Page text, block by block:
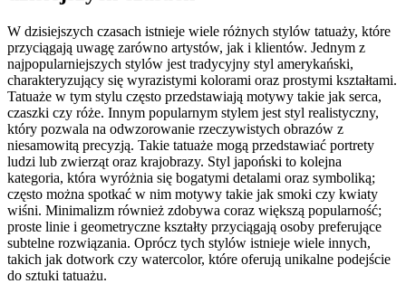
W dzisiejszych czasach istnieje wiele różnych stylów tatuaży, które
przyciągają uwagę zarówno artystów, jak i klientów. Jednym z
najpopularniejszych stylów jest tradycyjny styl amerykański,
charakteryzujący się wyrazistymi kolorami oraz prostymi kształtami.
Tatuaże w tym stylu często przedstawiają motywy takie jak serca,
czaszki czy róże. Innym popularnym stylem jest styl realistyczny,
który pozwala na odwzorowanie rzeczywistych obrazów z
niesamowitą precyzją. Takie tatuaże mogą przedstawiać portrety
ludzi lub zwierząt oraz krajobrazy. Styl japoński to kolejna
kategoria, która wyróżnia się bogatymi detalami oraz symboliką;
często można spotkać w nim motywy takie jak smoki czy kwiaty
wiśni. Minimalizm również zdobywa coraz większą popularność;
proste linie i geometryczne kształty przyciągają osoby preferujące
subtelne rozwiązania. Oprócz tych stylów istnieje wiele innych,
takich jak dotwork czy watercolor, które oferują unikalne podejście
do sztuki tatuażu.